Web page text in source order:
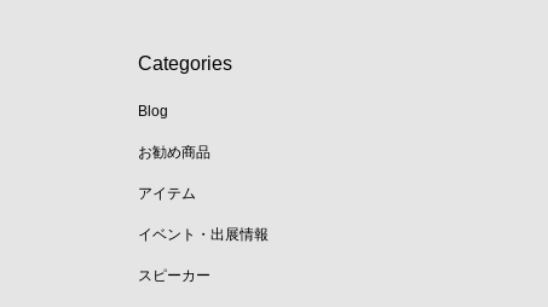
Categories
Blog
お勧め商品
アイテム
イベント・出展情報
スピーカー